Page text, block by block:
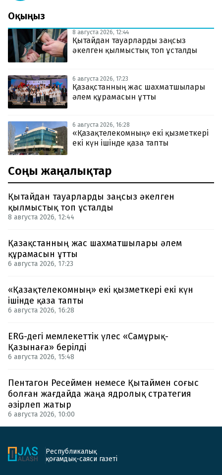
Оқыңыз
8 августа 2026, 12:44
Қытайдан тауарларды заңсыз
әкелген қылмыстық топ ұсталды
6 августа 2026, 17:23
Қазақстанның жас шахматшылары
әлем құрамасын ұтты
6 августа 2026, 16:28
«Қазақтелекомның» екі қызметкері
екі күн ішінде қаза тапты
Соңғы жаңалықтар
Қытайдан тауарларды заңсыз әкелген
қылмыстық топ ұсталды
8 августа 2026, 12:44
Қазақстанның жас шахматшылары әлем
құрамасын ұтты
6 августа 2026, 17:23
«Қазақтелекомның» екі қызметкері екі күн
ішінде қаза тапты
6 августа 2026, 16:28
ERG-дегі мемлекеттік үлес «Самұрық-
Қазынаға» берілді
6 августа 2026, 15:48
Пентагон Ресеймен немесе Қытаймен соғыс
болған жағдайда жаңа ядролық стратегия
әзірлеп жатыр
6 августа 2026, 10:00
Республикалық
қоғамдық-саяси газеті